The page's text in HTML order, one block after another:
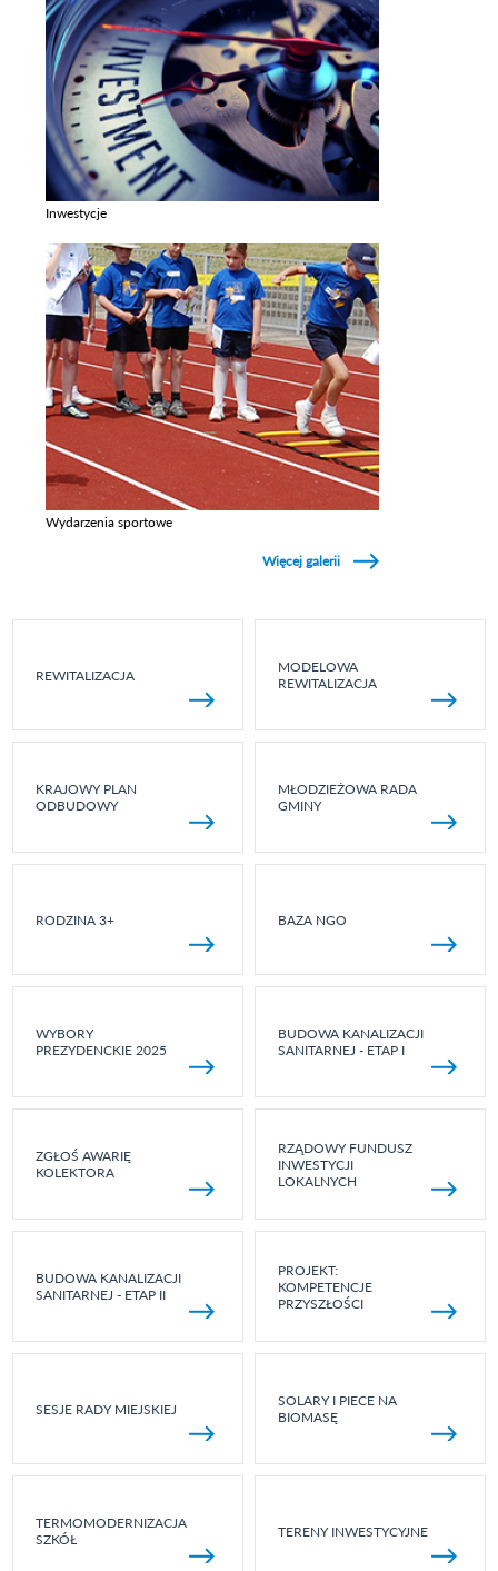
Inwestycje
Wydarzenia sportowe
Więcej galerii
REWITALIZACJA
MODELOWA
REWITALIZACJA
KRAJOWY PLAN
ODBUDOWY
MŁODZIEŻOWA RADA
GMINY
RODZINA 3+ BAZA NGO
WYBORY
PREZYDENCKIE 2025
BUDOWA KANALIZACJI
SANITARNEJ - ETAP I
ZGŁOŚ AWARIĘ
KOLEKTORA
RZĄDOWY FUNDUSZ
INWESTYCJI
LOKALNYCH
BUDOWA KANALIZACJI
SANITARNEJ - ETAP II
PROJEKT:
KOMPETENCJE
PRZYSZŁOŚCI
SESJE RADY MIEJSKIEJ
SOLARY I PIECE NA
BIOMASĘ
TERMOMODERNIZACJA
SZKÓŁ
TERENY INWESTYCYJNE